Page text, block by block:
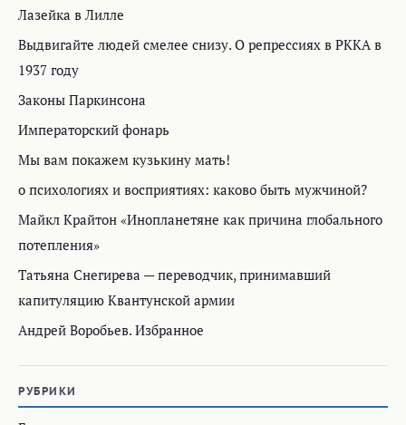
Лазейка в Лилле
Выдвигайте людей смелее снизу. О репрессиях в РККА в
1937 году
Законы Паркинсона
Императорский фонарь
Мы вам покажем кузькину мать!
о психологиях и восприятиях: каково быть мужчиной?
Майкл Крайтон «Инопланетяне как причина глобального
потепления»
Татьяна Снегирева — переводчик, принимавший
капитуляцию Квантунской армии
Андрей Воробьев. Избранное
РУБРИКИ